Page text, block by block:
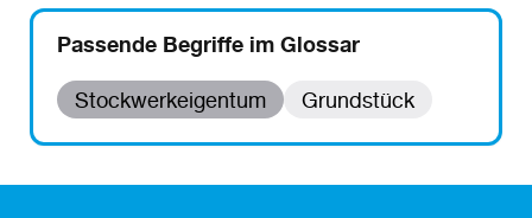
Passende Begriffe im Glossar
Stockwerkeigentum Grundstück